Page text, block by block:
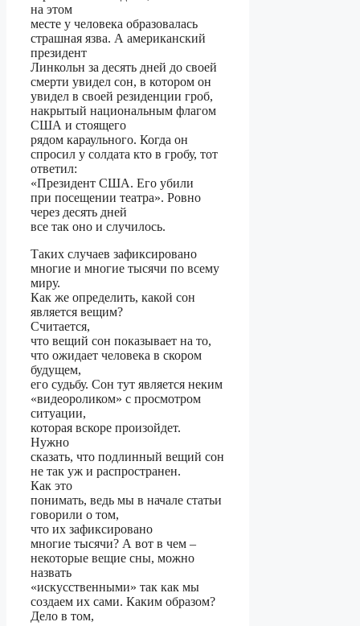
на этом
месте у человека образовалась
страшная язва. А американский
президент
Линкольн за десять дней до своей
смерти увидел сон, в котором он
увидел в своей резиденции гроб,
накрытый национальным флагом
США и стоящего
рядом караульного. Когда он
спросил у солдата кто в гробу, тот
ответил:
«Президент США. Его убили
при посещении театра». Ровно
через десять дней
все так оно и случилось.
Таких случаев зафиксировано
многие и многие тысячи по всему
миру.
Как же определить, какой сон
является вещим?
Считается,
что вещий сон показывает на то,
что ожидает человека в скором
будущем,
его судьбу. Сон тут является неким
«видеороликом» с просмотром
ситуации,
которая вскоре произойдет.
Нужно
сказать, что подлинный вещий сон
не так уж и распространен.
Как это
понимать, ведь мы в начале статьи
говорили о том,
что их зафиксировано
многие тысячи? А вот в чем –
некоторые вещие сны, можно
назвать
«искусственными» так как мы
создаем их сами. Каким образом?
Дело в том,